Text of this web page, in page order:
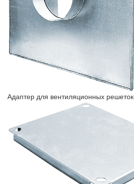
Адаптер для вентиляционных решеток